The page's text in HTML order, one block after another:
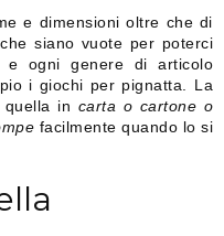
e dimensioni oltre che di
siano vuote per poterci
e ogni genere di articolo
i giochi per pignatta. La
in carta o cartone o
facilmente quando lo si